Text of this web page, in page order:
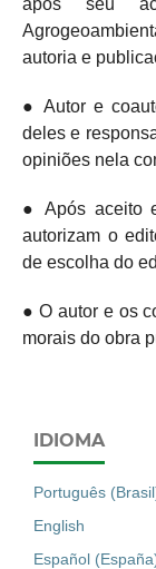
autoria e
● Autor e
deles e
opiniões nela
● Após aceito
autorizam o
de escolha do
● O autor e os
morais do obra
IDIOMA
Português
English
Español